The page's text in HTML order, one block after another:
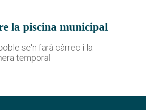
la piscina municipal
se'n farà càrrec i la
temporal